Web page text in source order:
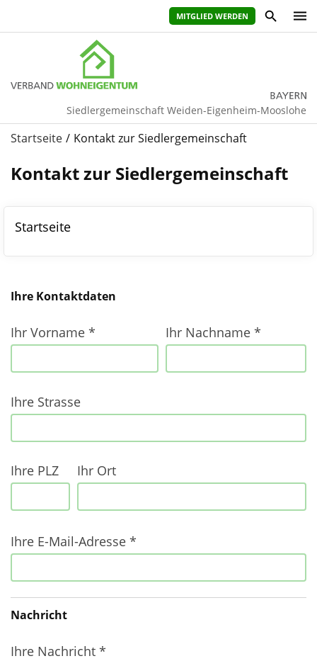
MITGLIED WERDEN
Siedlergemeinschaft Weiden-Eigenheim-Mooslohe
Startseite Kontakt zur Siedlergemeinschaft
Kontakt zur Siedlergemeinschaft
Startseite
Ihre Kontaktdaten
ihr
email
Ihr Vorname * Ihr Nachname *
Ihre Strasse
Ihre PLZ Ihr Ort
Ihre E-Mail-Adresse *
Nachricht
Ihre Nachricht *